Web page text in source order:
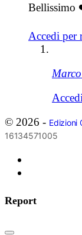
Bellissimo
Accedi per
© 2026 - Edizioni
16134571005
Report